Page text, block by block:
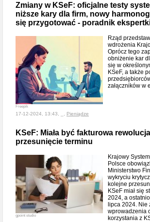
Zmiany w KSeF: oficjalne testy
niższe kary dla firm, nowy
się przygotować - poradnik
Freepik
Rząd
wdrożenia
Oprócz tego
obniżenie kar
się w
KSeF, a także
załączników w
17-12-2024, 13:43, _, Pieniądze
KSeF: Miała być fakturowa
przesunięcie terminu
gpoint studio
Krajowy
Polsce
Ministerstwo
wykryciu
kolejne
KSeF miał się
2024, a
lipca 2024. Nie
wprowadzenia
korzystania z